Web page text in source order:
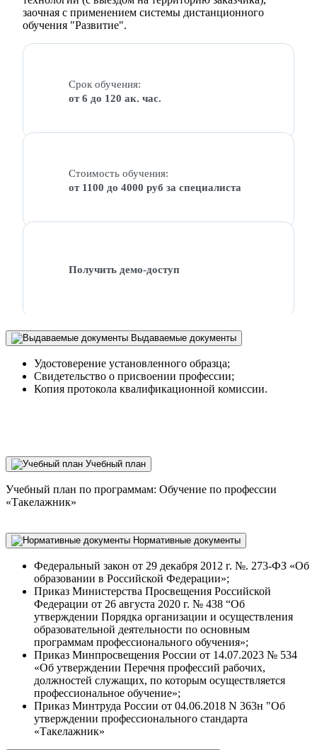
заочная с применением системы дистанционного
обучения "Развитие".
Срок обучения:
от 6 до 120 ак. час.
Стоимость обучения:
от 1100 до 4000 руб за специалиста
Получить демо-доступ
Выдаваемые документы
Удостоверение установленного образца;
Свидетельство о присвоении профессии;
Копия протокола квалификационной комиссии.
Учебный план
Учебный план по программам: Обучение по профессии
«Такелажник»
Нормативные документы
Федеральный закон от 29 декабря 2012 г. №. 273-ФЗ «Об
образовании в Российской Федерации»;
Приказ Министерства Просвещения Российской
Федерации от 26 августа 2020 г. № 438 “Об
утверждении Порядка организации и осуществления
образовательной деятельности по основным
программам профессионального обучения»;
Приказ Минпросвещения России от 14.07.2023 № 534
«Об утверждении Перечня профессий рабочих,
должностей служащих, по которым осуществляется
профессиональное обучение»;
Приказ Минтруда России от 04.06.2018 N 363н "Об
утверждении профессионального стандарта
«Такелажник»